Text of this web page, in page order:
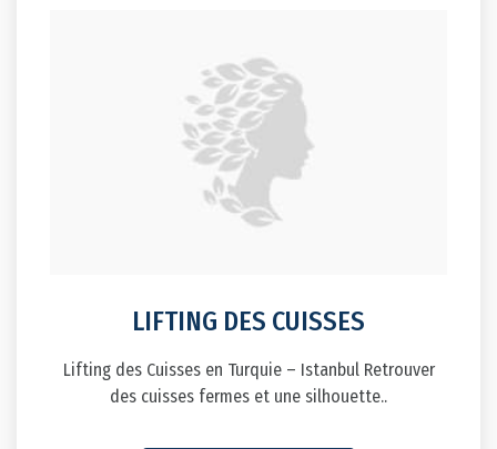
LIFTING DES CUISSES
Lifting des Cuisses en Turquie – Istanbul Retrouver
des cuisses fermes et une silhouette..